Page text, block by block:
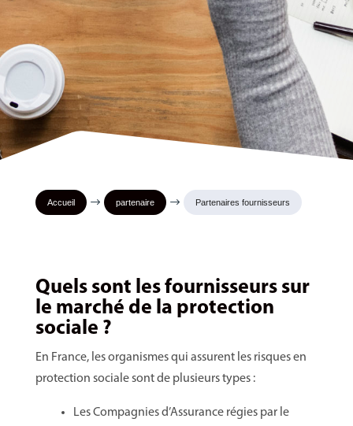
Accueil $ partenaire $ Partenaires fournisseurs
Quels sont les fournisseurs sur
le marché de la protection
sociale ?
En France, les organismes qui assurent les risques en
protection sociale sont de plusieurs types :
Les Compagnies d’Assurance régies par le